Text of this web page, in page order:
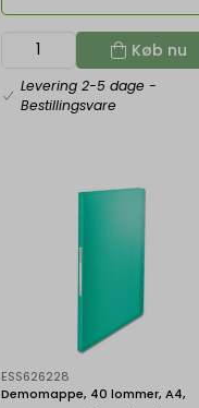
Køb nu
Levering 2-5 dage -
Bestillingsvare
ESS626228
Demomappe, 40 lommer, A4,